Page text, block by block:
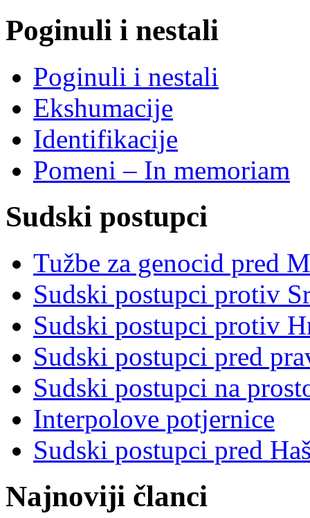
Poginuli i nestali
Poginuli i nestali
Ekshumacije
Identifikacije
Pomeni – In memoriam
Sudski postupci
Tužbe za genocid pred
Sudski postupci protiv
Sudski postupci protiv
Sudski postupci pred
Sudski postupci na
Interpolove potjernice
Sudski postupci pred
Najnoviji članci